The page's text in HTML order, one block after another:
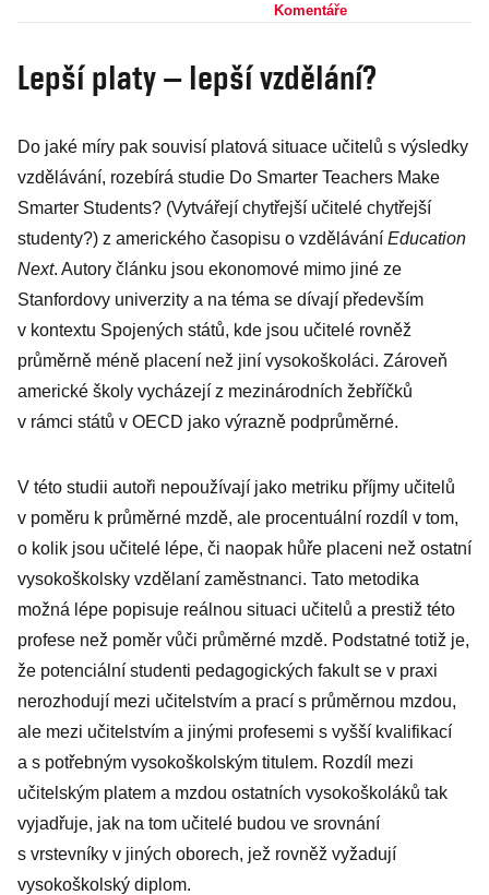
falangu
Komentáře
Lepší platy – lepší vzdělání?
Do jaké míry pak souvisí platová situace učitelů s výsledky
vzdělávání, rozebírá studie Do Smarter Teachers Make
Smarter Students? (Vytvářejí chytřejší učitelé chytřejší
studenty?) z amerického časopisu o vzdělávání Education
Next. Autory článku jsou ekonomové mimo jiné ze
Stanfordovy univerzity a na téma se dívají především
v kontextu Spojených států, kde jsou učitelé rovněž
průměrně méně placení než jiní vysokoškoláci. Zároveň
americké školy vycházejí z mezinárodních žebříčků
v rámci států v OECD jako výrazně podprůměrné.
V této studii autoři nepoužívají jako metriku příjmy učitelů
v poměru k průměrné mzdě, ale procentuální rozdíl v tom,
o kolik jsou učitelé lépe, či naopak hůře placeni než ostatní
vysokoškolsky vzdělaní zaměstnanci. Tato metodika
možná lépe popisuje reálnou situaci učitelů a prestiž této
profese než poměr vůči průměrné mzdě. Podstatné totiž je,
že potenciální studenti pedagogických fakult se v praxi
nerozhodují mezi učitelstvím a prací s průměrnou mzdou,
ale mezi učitelstvím a jinými profesemi s vyšší kvalifikací
a s potřebným vysokoškolským titulem. Rozdíl mezi
učitelským platem a mzdou ostatních vysokoškoláků tak
vyjadřuje, jak na tom učitelé budou ve srovnání
s vrstevníky v jiných oborech, jež rovněž vyžadují
vysokoškolský diplom.